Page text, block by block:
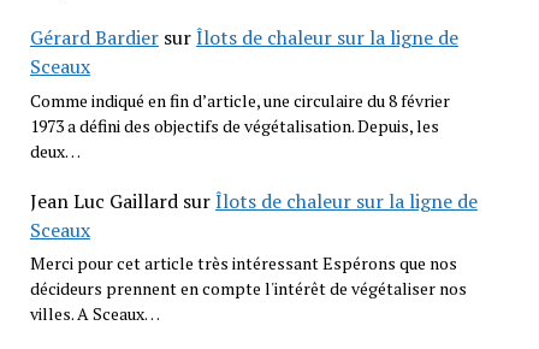
Gérard BardiersurÎlots de chaleur sur la ligne de
Sceaux
Comme indiqué en fin d’article, une circulaire du 8 février
1973 a défini des objectifs de végétalisation. Depuis, les
deux…
Jean Luc GaillardsurÎlots de chaleur sur la ligne de
Sceaux
Merci pour cet article très intéressant Espérons que nos
décideurs prennent en compte l'intérêt de végétaliser nos
villes. A Sceaux…